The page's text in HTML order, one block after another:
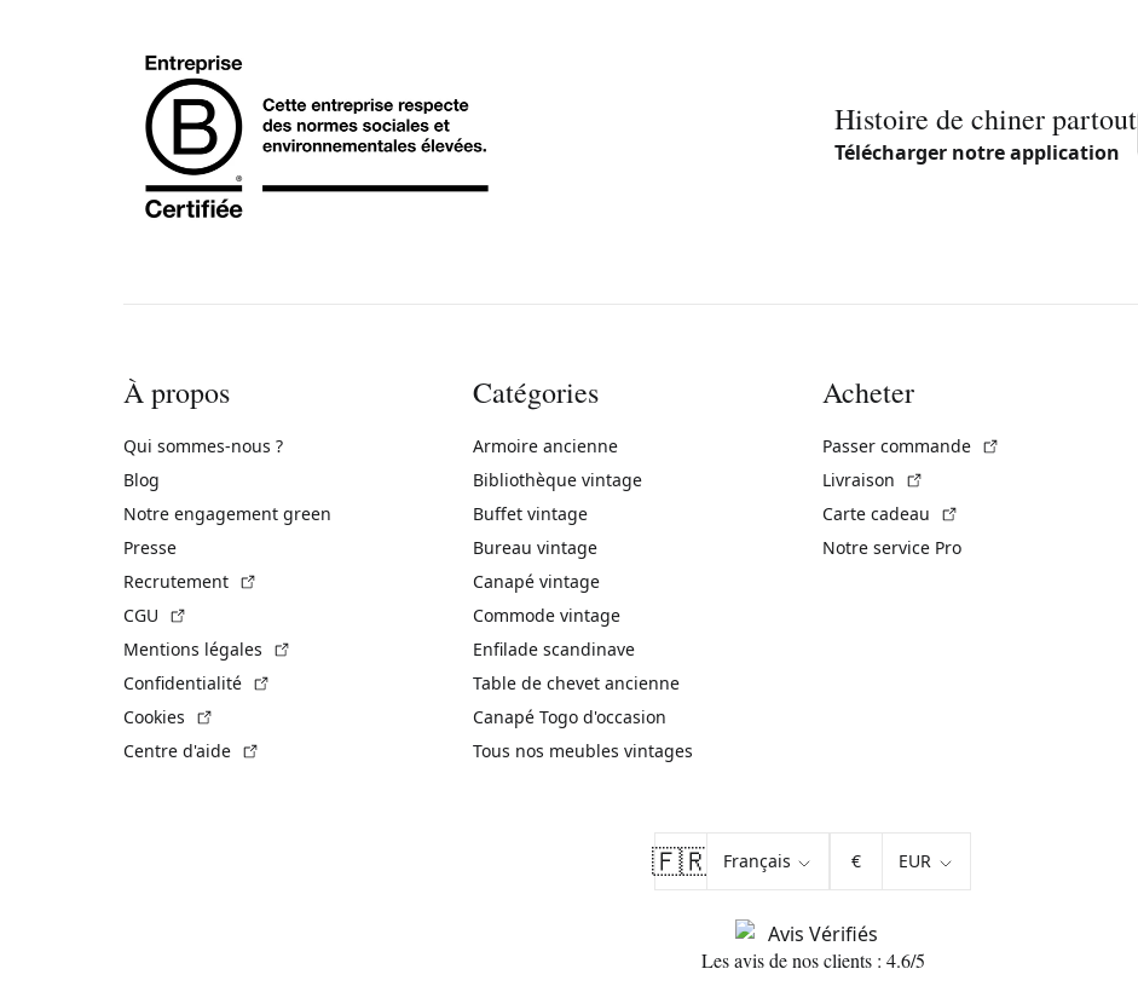
Histoire de chiner partout
Télécharger notre application
À propos
Qui sommes-nous ?
Blog
Notre engagement green
Presse
Recrutement
CGU
Mentions légales
Confidentialité
Cookies
Centre d'aide
Catégories
Armoire ancienne
Bibliothèque vintage
Buffet vintage
Bureau vintage
Canapé vintage
Commode vintage
Enfilade scandinave
Table de chevet ancienne
Canapé Togo d'occasion
Tous nos meubles vintages
Acheter
Passer commande
Livraison
Carte cadeau
Notre service Pro
🇫🇷 €
Les avis de nos clients : 4.6/5